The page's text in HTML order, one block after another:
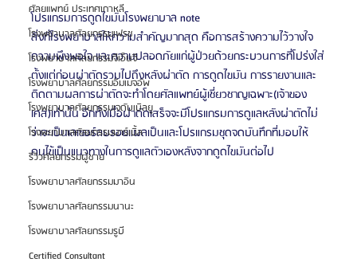
ศัลยแพทย์ ประเทศเกาหลี
โรงพยาบาลศัลยกรรมเฟรช
โรงพยาบาลศัลยกรรมจีเอ็นจี
โรงพยาบาลศัลยกรรมอิมเมจอัพ
โรงพยาบาลศัลยกรรมเจดับเบิลยู
โรงพยาบาลศัลยกรรมมาร์เบิ้ล
รีวิวศัลยกรรมผู้ชาย
โรงพยาบาลศัลยกรรมมาอิน
โรงพยาบาลศัลยกรรมนานะ
โรงพยาบาลศัลยกรรมรูบี
Certified Consultant
โปรแกรมการดูดไขมันโรงพยาบาล note
สิ่งที่โรงพยาบาลให้ความสำคัญมากสุด คือการสร้างความไว้วางใจ
ความพึงพอใจ และความปลอดภัยแก่ผู้ป่วยด้วยกระบวนการที่โปร่งใส่
ตั้งแต่ก่อนผ่าตัดรวมไปถึงหลังผ่าตัด การดูดไขมัน การรายงานและ
ติดตามผลการผ่าตัดจะทำโดยศัลแพทย์ผู้เชี่ยวชาญเฉพาะ(เจ้าของ
เคส)เท่านั้น อีกทั้งเมื่อผ่าตัดเสร็จจะมีโปรแกรมการดูแลหลังผ่าตัดไม่
ว่าจะเป็นเลเซอร์ลบรอยแผลเป็นและโปรแกรมชุดจดบันทึกที่มอบให้
คนไข้เป็นแนวทางในการดูแลตัวเองหลังจากดูดไขมันต่อไป